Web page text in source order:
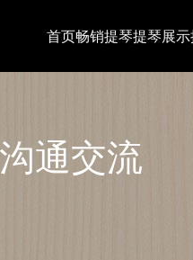
首页畅销提琴提琴展示
沟通交流